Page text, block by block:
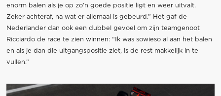
enorm balen als je op zo’n goede positie ligt en weer uitvalt.
Zeker achteraf, na wat er allemaal is gebeurd.” Het gaf de
Nederlander dan ook een dubbel gevoel om zijn teamgenoot
Ricciardo de race te zien winnen: “Ik was sowieso al aan het balen
en als je dan die uitgangspositie ziet, is de rest makkelijk in te
vullen.”